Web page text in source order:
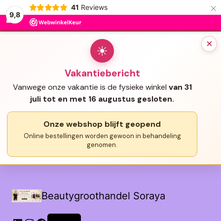
9,8
41 Reviews ×
×
☀
Vakantiebericht
Vanwege onze vakantie is de fysieke winkel van 31
juli tot en met 16 augustus gesloten.
Onze webshop blijft geopend
Online bestellingen worden gewoon in behandeling
genomen.
Beautygroothandel Soraya